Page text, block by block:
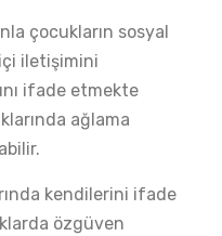
çocukların sosyal
iletişimini
ifade etmekte
ağlama
kendilerini ifade
özgüven